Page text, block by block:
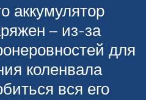
аккумулятор
– из-за
для
коленвала
вся его